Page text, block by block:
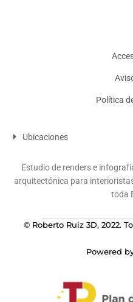
Política
Ubicaciones
Estudio de renders e
arquitectónica para
toda
© Roberto Ruiz 3D, 2022.
Powered